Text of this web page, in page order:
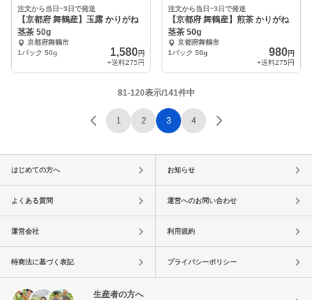
注文から当日~3日で発送
【京都府 舞鶴産】玉露 かりがね
茎茶 50g
京都府舞鶴市
1パック 50g
1,580円
+送料275円
注文から当日~3日で発送
【京都府 舞鶴産】煎茶 かりがね
茎茶 50g
京都府舞鶴市
1パック 50g
980円
+送料275円
81-120表示/141件中
1 2 3 4
はじめての方へ お知らせ
よくある質問 運営へのお問い合わせ
運営会社 利用規約
特商法に基づく表記 プライバシーポリシー
生産者の方へ